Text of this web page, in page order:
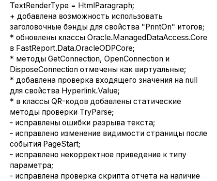
TextRenderType = HtmlParagraph;
+ добавлена возможность использовать
заголовочные бэнды для свойства "PrintOn" итогов;
* обновлены классы Oracle.ManagedDataAccess.Core
в FastReport.Data.OracleODPCore;
* методы GetConnection, OpenConnection и
DisposeConnection отмечены как виртуальные;
* добавлена проверка входящего значения на null
для свойства Hyperlink.Value;
* в классы QR-кодов добавлены статические
методы проверки TryParse;
- исправлены ошибки разрыва текста;
- исправлено изменение видимости страницы после
события PageStart;
- исправлено некорректное приведение к типу
параметра;
- исправлена проверка скрипта отчета на наличие